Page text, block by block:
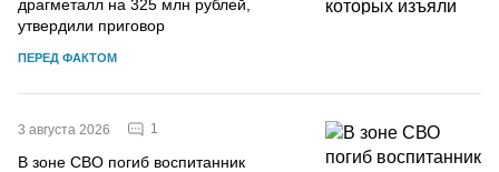
драгметалл на 325 млн рублей,
утвердили приговор
ПЕРЕД ФАКТОМ
3 августа 2026 1
В зоне СВО погиб воспитанник